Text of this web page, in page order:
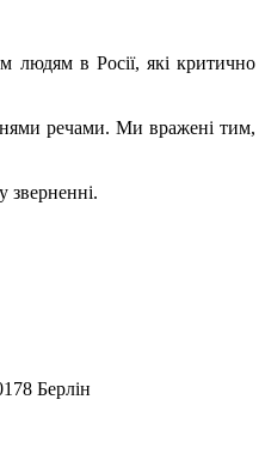
людям в Росії, які критично
речами. Ми вражені тим,
зверненні.
Берлін